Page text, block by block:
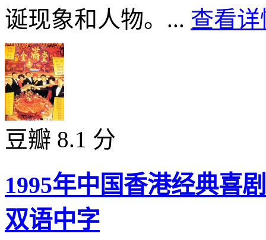
诞现象和人物。... 查看详
豆瓣 8.1 分
1995年中国香港经典喜
双语中字